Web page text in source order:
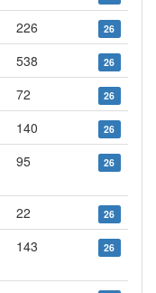
226 26
538 26
72 26
140 26
95 26
22 26
143 26